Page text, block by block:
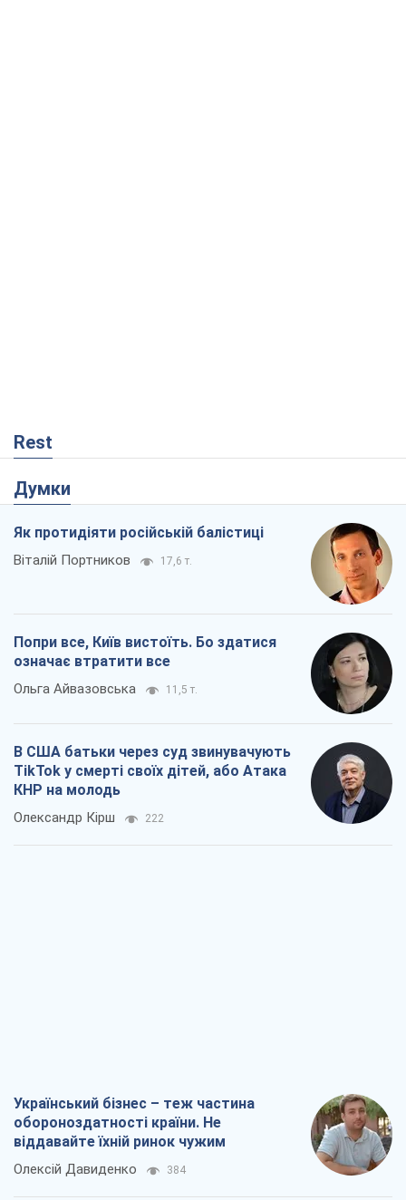
Rest
Думки
Як протидіяти російській балістиці
Віталій Портников 17,6 т.
Попри все, Київ вистоїть. Бо здатися
означає втратити все
Ольга Айвазовська 11,5 т.
В США батьки через суд звинувачують
TikTok у смерті своїх дітей, або Атака
КНР на молодь
Олександр Кірш 222
Український бізнес – теж частина
обороноздатності країни. Не
віддавайте їхній ринок чужим
Олексій Давиденко 384